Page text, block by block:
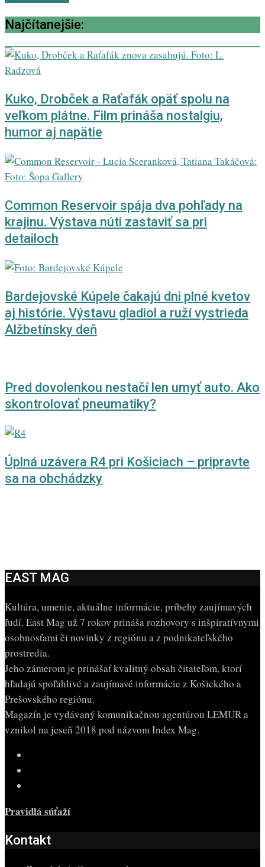
Najčítanejšie:
Kuko, Drobček a Raťafák opäť spolu na
veľkom plátne. Film prináša nostalgiu,
humor aj napätie
Common Reservoir spája dva pohľady na
krajinu. Výstava núti zastaviť sa pri
detailoch
Bardejovské Kúpele čakajú dni plné kvetov
aj histórie. Výstavu gladiol a ruží vystrieda
Alžbetínsky deň
Pred dovolenkou nestačí len umyť auto. Ako
skontrolovať pneumatiky?
Úplná uzávera R4 pri Košiciach – pripravte
sa na obchádzky
EAST MAG
Kultúra, umenie, aktuálne informácie, príbehy zaujímavých
ľudí. East Mag už 7 rokov prináša rozhovory s inšpiratívnymi
osobnosťami či novinky z regiónu a z podnikateľského
prostredia.
Jeho zámerom je prinášať kvalitný obsah čitateľom, ktorí
hľadajú spoľahlivé a zaujímavé informácie z Košického a
Prešovského regiónu.
Magazín je vydávaný komunikačnou agentúrou LEMUR a
vznikol na jeseň 2018 pod názvom Index Mag.
Pravidlá súťaží
Kontakt